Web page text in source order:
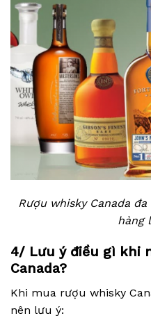
Rượu whisky Canada
hàng
4/ Lưu ý điều gì khi
Canada?
Khi mua rượu whisky
nên lưu ý: